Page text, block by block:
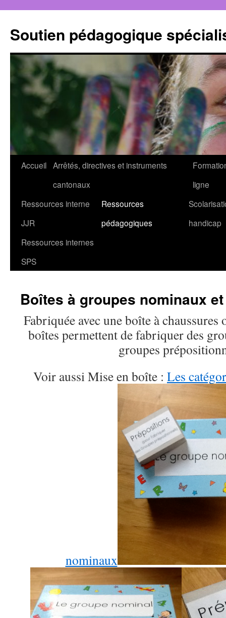
contenu
Soutien pédagogique
Accueil Arrêtés, directives et instruments
cantonaux
ligne
Ressources interne
JJR
Ressources
pédagogiques
handicap
Ressources internes
SPS
Boîtes à groupes nominaux
Fabriquée avec une boîte à chaussures
boîtes permettent de fabriquer des
groupes
Voir aussi Mise en boîte : Les
nominaux